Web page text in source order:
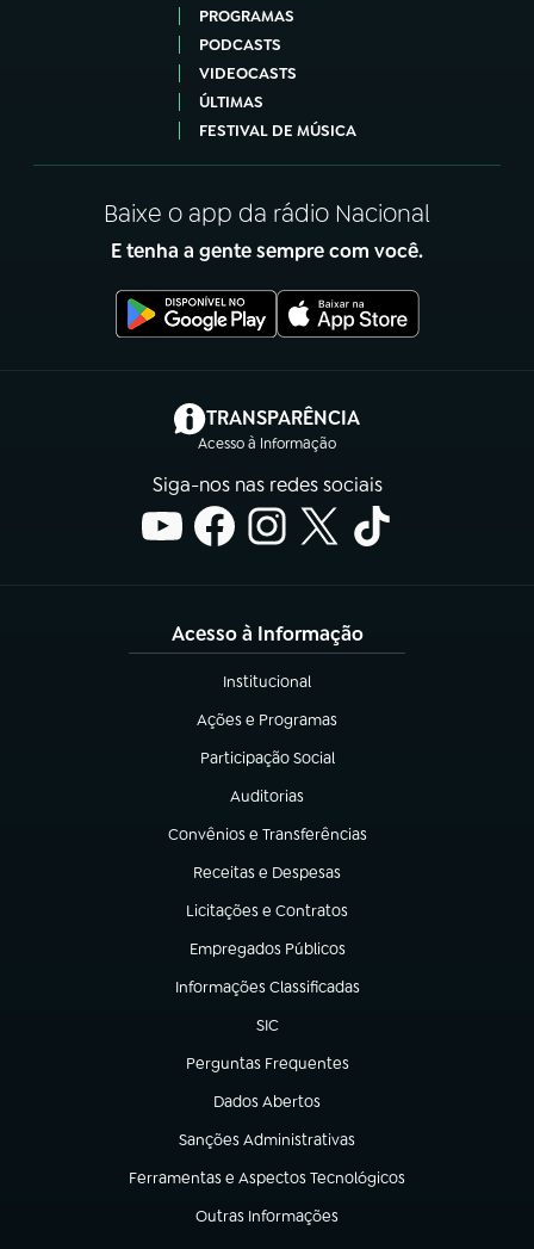
PROGRAMAS
PODCASTS
VIDEOCASTS
ÚLTIMAS
FESTIVAL DE MÚSICA
Baixe o app da rádio Nacional
E tenha a gente sempre com você.
TRANSPARÊNCIA
Acesso à Informação
(abre em nova aba)
Siga-nos nas redes sociais
Acesso à Informação
Institucional
(abre em nova aba)
Ações e Programas
(abre em nova aba)
Participação Social
(abre em nova aba)
Auditorias
(abre em nova aba)
Convênios e Transferências
(abre em nova aba)
Receitas e Despesas
(abre em nova aba)
Licitações e Contratos
(abre em nova aba)
Empregados Públicos
(abre em nova aba)
Informações Classificadas
(abre em nova aba)
SIC
(abre em nova aba)
Perguntas Frequentes
(abre em nova aba)
Dados Abertos
(abre em nova aba)
Sanções Administrativas
(abre em nova aba)
Ferramentas e Aspectos Tecnológicos
(abre em nova aba)
Outras Informações
(abre em nova aba)